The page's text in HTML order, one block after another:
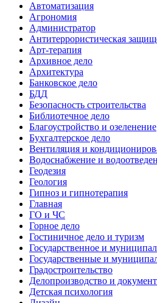
Автоматизация
Агрономия
Администратор
Антитеррористическая
Арт-терапия
Архивное дело
Архитектура
Банковское дело
БДД
Безопасность строительства
Библиотечное дело
Благоустройство и озеленение
Бухгалтерское дело
Вентиляция и
Водоснабжение и
Геодезия
Геология
Гипноз и гипнотерапия
Главная
ГО и ЧС
Горное дело
Гостиничное дело и туризм
Государственное и
Государственные и
Градостроительство
Делопроизводство и
Детская психология